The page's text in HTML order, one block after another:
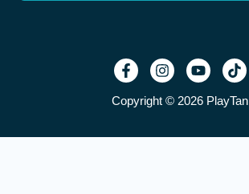
Copyright © 2026 PlayTan